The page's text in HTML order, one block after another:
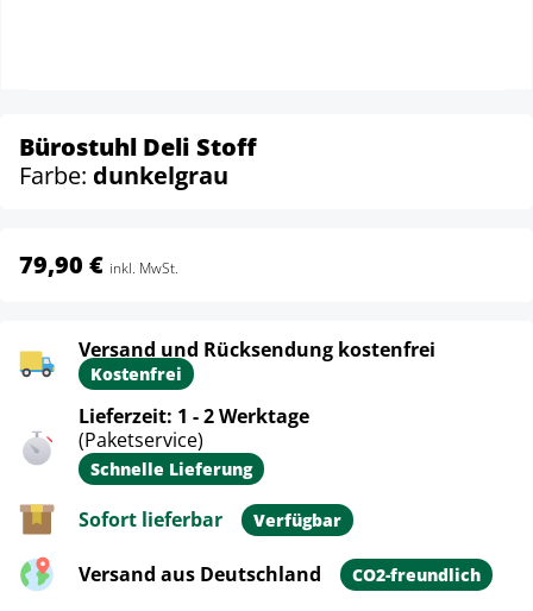
Bürostuhl Deli Stoff
Farbe: dunkelgrau
79,90 € inkl. MwSt.
Versand und Rücksendung kostenfrei
Kostenfrei
Lieferzeit: 1 - 2 Werktage
(Paketservice)
Schnelle Lieferung
Sofort lieferbar Verfügbar
Versand aus Deutschland CO2-freundlich